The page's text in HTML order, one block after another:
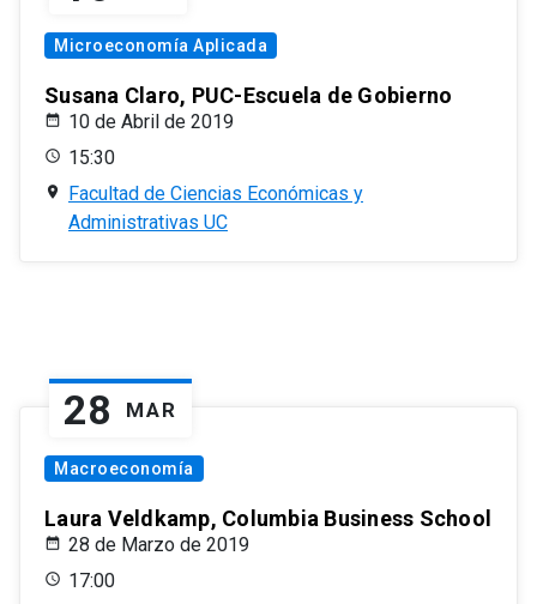
Microeconomía Aplicada
Susana Claro, PUC-Escuela de Gobierno
10 de Abril de 2019
15:30
Facultad de Ciencias Económicas y
Administrativas UC
28 MAR
Macroeconomía
Laura Veldkamp, Columbia Business School
28 de Marzo de 2019
17:00